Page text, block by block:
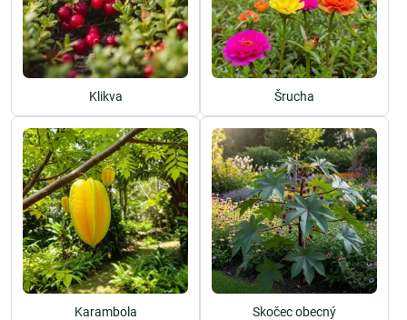
Klikva Šrucha
Karambola Skočec obecný